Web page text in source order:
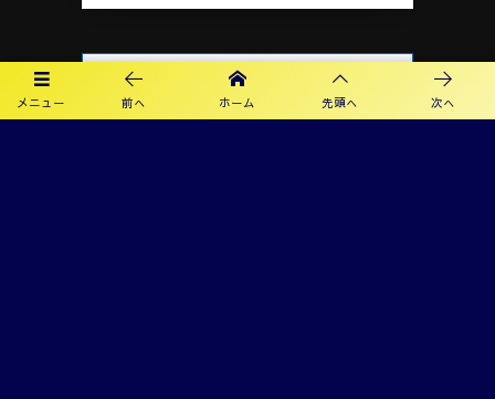
メニュー 前へ ホーム 先頭へ 次へ